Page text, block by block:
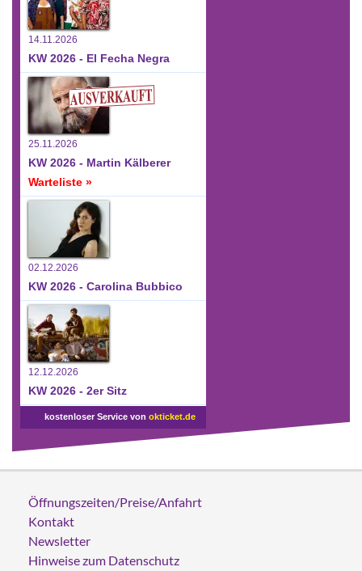
14.11.2026
KW 2026 - El Fecha Negra
25.11.2026
KW 2026 - Martin Kälberer
Warteliste »
02.12.2026
KW 2026 - Carolina Bubbico
12.12.2026
KW 2026 - 2er Sitz
kostenloser Service von okticket.de
Öffnungszeiten/Preise/Anfahrt
Kontakt
Newsletter
Hinweise zum Datenschutz